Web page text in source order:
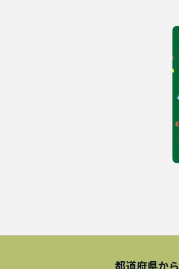
都道府県から